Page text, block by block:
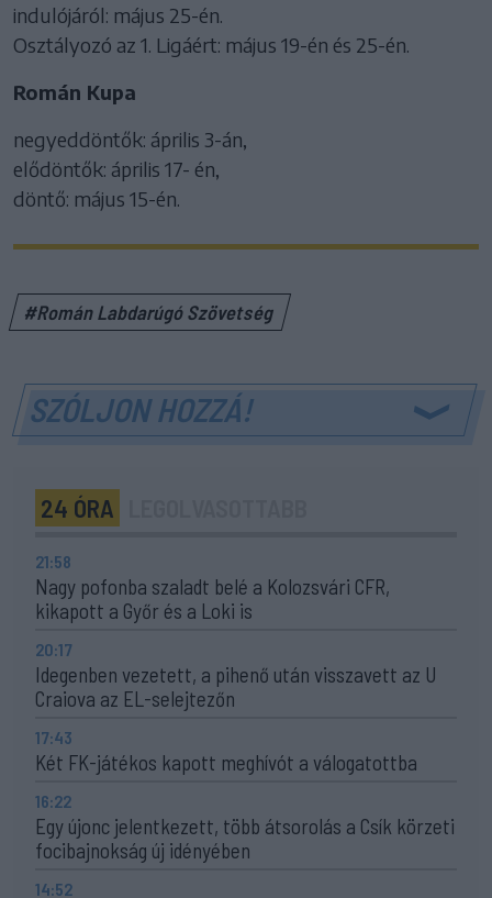
indulójáról: május 25-én.
Osztályozó az 1. Ligáért: május 19-én és 25-én.
Román Kupa
negyeddöntők: április 3-án,
elődöntők: április 17- én,
döntő: május 15-én.
#Román Labdarúgó Szövetség
SZÓLJON HOZZÁ!
24 ÓRA
21:58
Nagy pofonba szaladt belé a Kolozsvári CFR,
kikapott a Győr és a Loki is
20:17
Idegenben vezetett, a pihenő után visszavett az U
Craiova az EL-selejtezőn
17:43
Két FK-játékos kapott meghívót a válogatottba
16:22
Egy újonc jelentkezett, több átsorolás a Csík körzeti
focibajnokság új idényében
14:52